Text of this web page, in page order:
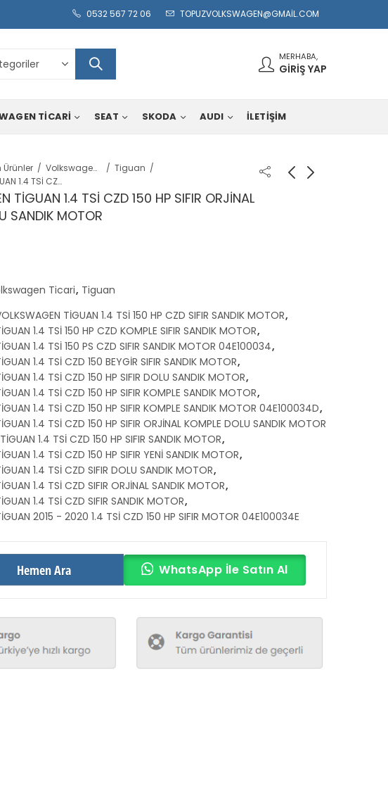
0532 567 72 06 TOPUZVOLKSWAGEN@GMAIL.COM
MERHABA,
GIRIŞ YAP
TICARI SEAT SKODA AUDI İLETİŞİM
Ürünler Volkswagen Ticari
Tiguan
VOLKSWAGEN TİGUAN 1.4 TSİ CZD 150 HP SIFIR ORJİNAL KOMPLE DOLU SANDIK MOTOR
TİGUAN 1.4 TSİ CZD 150 HP SIFIR ORJİNAL
SANDIK MOTOR
Ticari, Tiguan
TİGUAN 1.4 TSİ 150 HP CZD SIFIR SANDIK MOTOR,
1.4 TSİ 150 HP CZD KOMPLE SIFIR SANDIK MOTOR,
1.4 TSİ 150 PS CZD SIFIR SANDIK MOTOR 04E100034,
1.4 TSİ CZD 150 BEYGİR SIFIR SANDIK MOTOR,
1.4 TSİ CZD 150 HP SIFIR DOLU SANDIK MOTOR,
1.4 TSİ CZD 150 HP SIFIR KOMPLE SANDIK MOTOR,
1.4 TSİ CZD 150 HP SIFIR KOMPLE SANDIK MOTOR 04E100034D,
1.4 TSİ CZD 150 HP SIFIR ORJİNAL KOMPLE DOLU SANDIK MOTOR
1.4 TSİ CZD 150 HP SIFIR SANDIK MOTOR,
1.4 TSİ CZD 150 HP SIFIR YENİ SANDIK MOTOR,
1.4 TSİ CZD SIFIR DOLU SANDIK MOTOR,
1.4 TSİ CZD SIFIR ORJİNAL SANDIK MOTOR,
1.4 TSİ CZD SIFIR SANDIK MOTOR,
2015 - 2020 1.4 TSİ CZD 150 HP SIFIR MOTOR 04E100034E
Hemen Ara WhatsApp İle Satın Al